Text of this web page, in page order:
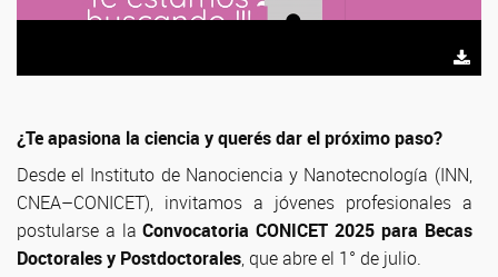
¿Te apasiona la ciencia y querés dar el próximo paso?
Desde el Instituto de Nanociencia y Nanotecnología (INN,
CNEA–CONICET), invitamos a jóvenes profesionales a
postularse a laConvocatoria CONICET 2025 para Becas
Doctorales y Postdoctorales, que abre el 1° de julio.